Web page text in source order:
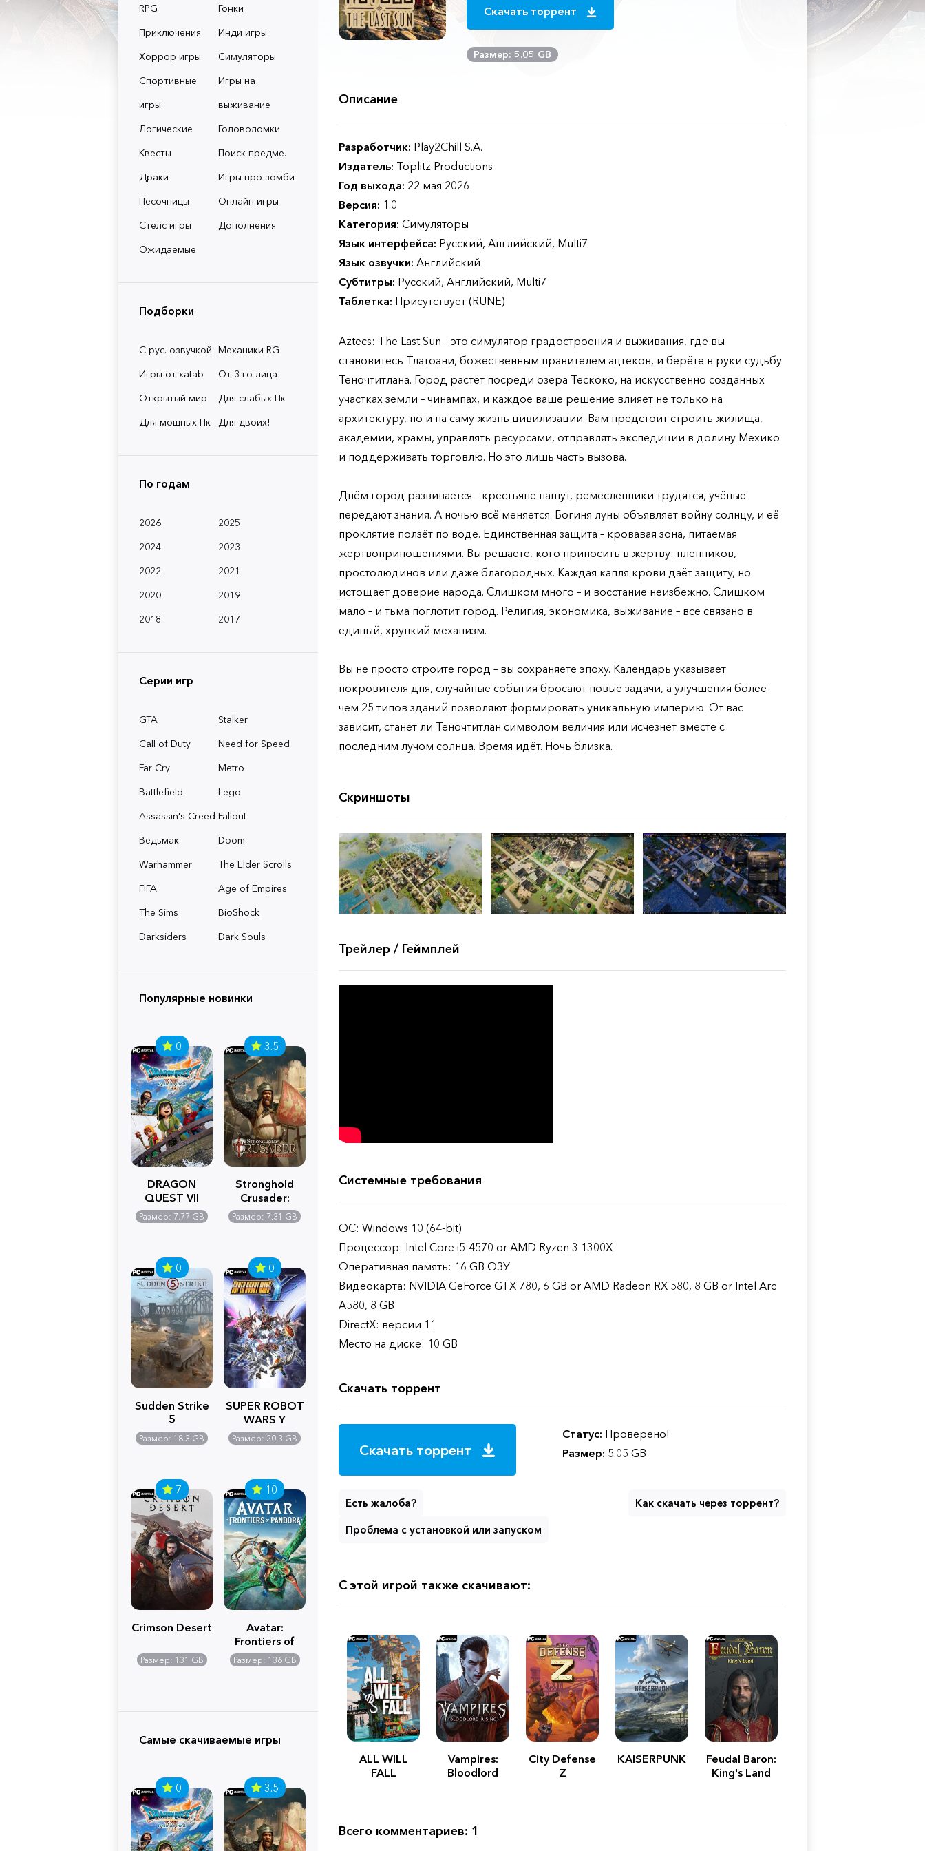
RPG
Гонки
Приключения
Инди игры
Хоррор игры
Симуляторы
Спортивные
игры
Игры на
выживание
Логические
Головоломки
Квесты
Поиск предме.
Драки
Игры про зомби
Песочницы
Онлайн игры
Стелс игры
Дополнения
Ожидаемые
Подборки
С рус. озвучкой Механики RG
Игры от xatab
От 3-го лица
Открытый мир
Для слабых Пк
Для мощных Пк
Для двоих!
По годам
2026
2025
2024
2023
2022
2021
2020
2019
2018
2017
Серии игр
GTA
Stalker
Call of Duty
Need for Speed
Far Cry
Metro
Battlefield
Lego
Assassin's Creed Fallout
Ведьмак
Doom
Warhammer
The Elder Scrolls
FIFA
Age of Empires
The Sims
BioShock
Darksiders
Dark Souls
Популярные новинки
0
DRAGON
QUEST VII
Reimagined
Размер: 7.77 GB
3.5
Stronghold
Crusader:
Definitive
Edition
Размер: 7.31 GB
0
Sudden Strike
5
Размер: 18.3 GB
0
SUPER ROBOT
WARS Y
Размер: 20.3 GB
7
Crimson Desert
Размер: 131 GB
10
Avatar:
Frontiers of
Pandora
Размер: 136 GB
Самые скачиваемые игры
0 3.5
Скачать торрент
Размер: 5.05 GB
Описание
Разработчик: Play2Chill S.A.
Издатель: Toplitz Productions
Год выхода: 22 мая 2026
Версия: 1.0
Категория: Симуляторы
Язык интерфейса: Русский, Английский, Multi7
Язык озвучки: Английский
Субтитры: Русский, Английский, Multi7
Таблетка: Присутствует (RUNE)
Aztecs: The Last Sun – это симулятор градостроения и выживания, где вы
становитесь Тлатоани, божественным правителем ацтеков, и берёте в руки судьбу
Теночтитлана. Город растёт посреди озера Тескоко, на искусственно созданных
участках земли – чинампах, и каждое ваше решение влияет не только на
архитектуру, но и на саму жизнь цивилизации. Вам предстоит строить жилища,
академии, храмы, управлять ресурсами, отправлять экспедиции в долину Мехико
и поддерживать торговлю. Но это лишь часть вызова.
Днём город развивается – крестьяне пашут, ремесленники трудятся, учёные
передают знания. А ночью всё меняется. Богиня луны объявляет войну солнцу, и её
проклятие ползёт по воде. Единственная защита – кровавая зона, питаемая
жертвоприношениями. Вы решаете, кого приносить в жертву: пленников,
простолюдинов или даже благородных. Каждая капля крови даёт защиту, но
истощает доверие народа. Слишком много – и восстание неизбежно. Слишком
мало – и тьма поглотит город. Религия, экономика, выживание – всё связано в
единый, хрупкий механизм.
Вы не просто строите город – вы сохраняете эпоху. Календарь указывает
покровителя дня, случайные события бросают новые задачи, а улучшения более
чем 25 типов зданий позволяют формировать уникальную империю. От вас
зависит, станет ли Теночтитлан символом величия или исчезнет вместе с
последним лучом солнца. Время идёт. Ночь близка.
Скриншоты
Трейлер / Геймплей
Системные требования
ОС: Windows 10 (64-bit)
Процессор: Intel Core i5-4570 or AMD Ryzen 3 1300X
Оперативная память: 16 GB ОЗУ
Видеокарта: NVIDIA GeForce GTX 780, 6 GB or AMD Radeon RX 580, 8 GB or Intel Arc
A580, 8 GB
DirectX: версии 11
Место на диске: 10 GB
Скачать торрент
Скачать торрент
Статус: Проверено!
Размер: 5.05 GB
Есть жалоба? Как скачать через торрент?
Проблема с установкой или запуском
С этой игрой также скачивают:
ALL WILL
FALL
Vampires:
Bloodlord
City Defense
Z
KAISERPUNK
Feudal Baron:
King's Land
Всего комментариев: 1